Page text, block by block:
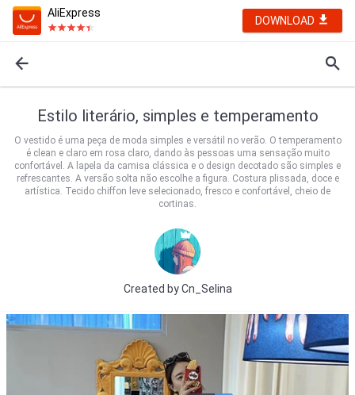
AliExpress
DOWNLOAD
Estilo literário, simples e temperamento
O vestido é uma peça de moda simples e versátil no verão. O temperamento
é clean e claro em rosa claro, dando às pessoas uma sensação muito
confortável. A lapela da camisa clássica e o design decotado são simples e
refrescantes. A versão solta não escolhe a figura. Costura plissada, doce e
artística. Tecido chiffon leve selecionado, fresco e confortável, cheio de
cortinas.
Created byCn_Selina